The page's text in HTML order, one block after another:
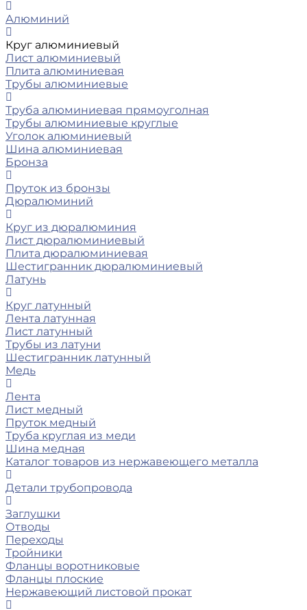
Алюминий
Круг алюминиевый
Лист алюминиевый
Плита алюминиевая
Трубы алюминиевые
Труба алюминиевая прямоуголная
Трубы алюминиевые круглые
Уголок алюминиевый
Шина алюминиевая
Бронза
Пруток из бронзы
Дюралюминий
Круг из дюралюминия
Лист дюралюминиевый
Плита дюралюминиевая
Шестигранник дюралюминиевый
Латунь
Круг латунный
Лента латунная
Лист латунный
Трубы из латуни
Шестигранник латунный
Медь
Лента
Лист медный
Пруток медный
Труба круглая из меди
Шина медная
Каталог товаров из нержавеющего металла
Детали трубопровода
Заглушки
Отводы
Переходы
Тройники
Фланцы воротниковые
Фланцы плоские
Нержавеющий листовой прокат